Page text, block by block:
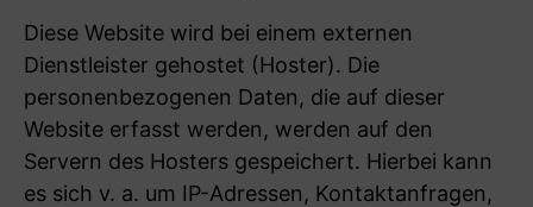
Diese Website wird bei einem externen
Dienstleister gehostet (Hoster). Die
personenbezogenen Daten, die auf dieser
Website erfasst werden, werden auf den
Servern des Hosters gespeichert. Hierbei kann
es sich v. a. um IP-Adressen, Kontaktanfragen,